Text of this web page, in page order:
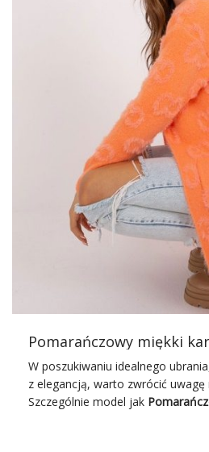
dodają im wyjątkowego
stworzysz stylizacje
na spotkania biznesowe, jak i na
wieczorowe czy uroczystości
stylizacji na wesele jest trudnym
przestrzegać pewnych zasad, ale
zadbać o swój komfort i
staje przed dylematem: sukienka
? Z jednej strony chcemy
najnowszymi trendami, z drugiej
Sprawdźcie co Wam polecamy!
Pomarańczowy miękki
W poszukiwaniu idealnego
z elegancją, warto zwrócić uwagę
Szczególnie model jak